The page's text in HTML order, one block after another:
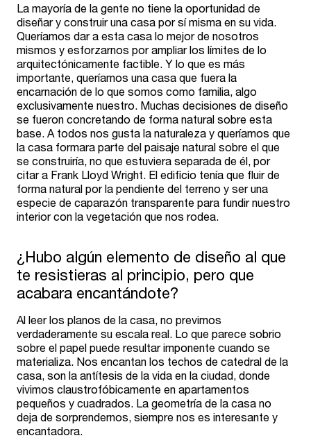
La mayoría de la gente no tiene la oportunidad de
diseñar y construir una casa por sí misma en su vida.
Queríamos dar a esta casa lo mejor de nosotros
mismos y esforzarnos por ampliar los límites de lo
arquitectónicamente factible. Y lo que es más
importante, queríamos una casa que fuera la
encarnación de lo que somos como familia, algo
exclusivamente nuestro. Muchas decisiones de diseño
se fueron concretando de forma natural sobre esta
base. A todos nos gusta la naturaleza y queríamos que
la casa formara parte del paisaje natural sobre el que
se construiría, no que estuviera separada de él, por
citar a Frank Lloyd Wright. El edificio tenía que fluir de
forma natural por la pendiente del terreno y ser una
especie de caparazón transparente para fundir nuestro
interior con la vegetación que nos rodea.
¿Hubo algún elemento de diseño al que
te resistieras al principio, pero que
acabara encantándote?
Al leer los planos de la casa, no previmos
verdaderamente su escala real. Lo que parece sobrio
sobre el papel puede resultar imponente cuando se
materializa. Nos encantan los techos de catedral de la
casa, son la antítesis de la vida en la ciudad, donde
vivimos claustrofóbicamente en apartamentos
pequeños y cuadrados. La geometría de la casa no
deja de sorprendernos, siempre nos es interesante y
encantadora.